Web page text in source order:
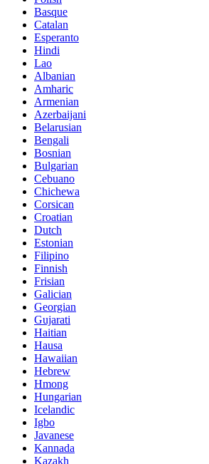
Basque
Catalan
Esperanto
Hindi
Lao
Albanian
Amharic
Armenian
Azerbaijani
Belarusian
Bengali
Bosnian
Bulgarian
Cebuano
Chichewa
Corsican
Croatian
Dutch
Estonian
Filipino
Finnish
Frisian
Galician
Georgian
Gujarati
Haitian
Hausa
Hawaiian
Hebrew
Hmong
Hungarian
Icelandic
Igbo
Javanese
Kannada
Kazakh